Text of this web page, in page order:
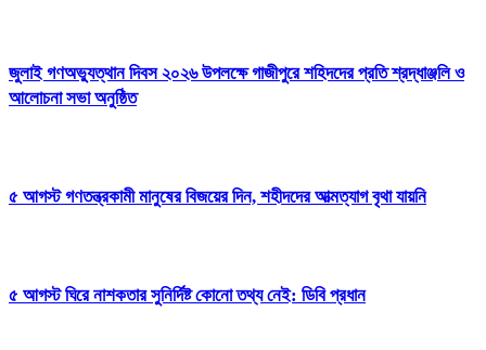
জুলাই গণঅভ্যুত্থান দিবস ২০২৬ উপলক্ষে গাজীপুরে শহিদদের প্রতি শ্রদ্ধাঞ্জলি ও
আলোচনা সভা অনুষ্ঠিত
৫ আগস্ট গণতন্ত্রকামী মানুষের বিজয়ের দিন, শহীদদের আত্মত্যাগ বৃথা যায়নি
৫ আগস্ট ঘিরে নাশকতার সুনির্দিষ্ট কোনো তথ্য নেই: ডিবি প্রধান